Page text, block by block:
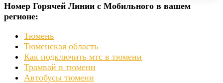
Номер Горячей Линии с Мобильного в вашем
регионе:
Тюмень
Тюменская область
Как подключить мтс в тюмени
Трамвай в тюмени
Автобусы тюмени